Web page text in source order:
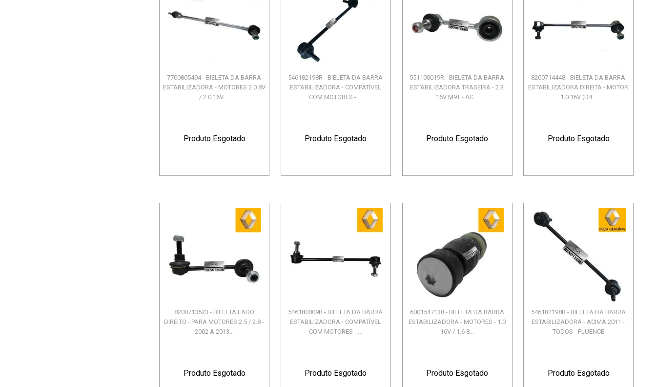
7700805494 - BIELETA DA BARRA
ESTABILIZADORA - MOTORES 2.0 8V
/ 2.0 16V ...
Produto Esgotado
546182198R - BIELETA DA BARRA
ESTABILIZADORA - COMPATÍVEL
COM MOTORES - ...
Produto Esgotado
551100019R - BIELETA DA BARRA
ESTABILIZADORA TRASEIRA - 2.3
16V M9T - AC...
Produto Esgotado
8200714448 - BIELETA DA BARRA
ESTABILIZADORA DIREITA - MOTOR
1.0 16V (D4...
Produto Esgotado
8200713523 - BIELETA LADO
DIREITO - PARA MOTORES 2.5 / 2.8 -
2002 A 2013...
Produto Esgotado
546180009R - BIELETA DA BARRA
ESTABILIZADORA - COMPATÍVEL
COM MOTORES - ...
Produto Esgotado
6001547138 - BIELETA DA BARRA
ESTABILIZADORA - MOTORES - 1.0
16V / 1.6 8...
Produto Esgotado
546182198R - BIELETA DA BARRA
ESTABILIZADORA - ACIMA 2011 -
TODOS - FLUENCE
Produto Esgotado